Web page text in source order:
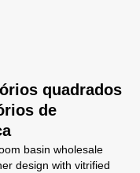
quadrados
de
basin wholesale
design with vitrified